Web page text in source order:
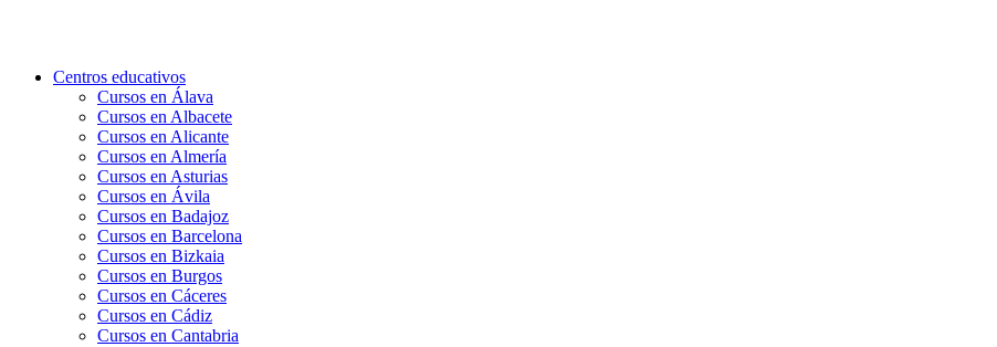
Centros educativos
Cursos en Álava
Cursos en Albacete
Cursos en Alicante
Cursos en Almería
Cursos en Asturias
Cursos en Ávila
Cursos en Badajoz
Cursos en Barcelona
Cursos en Bizkaia
Cursos en Burgos
Cursos en Cáceres
Cursos en Cádiz
Cursos en Cantabria